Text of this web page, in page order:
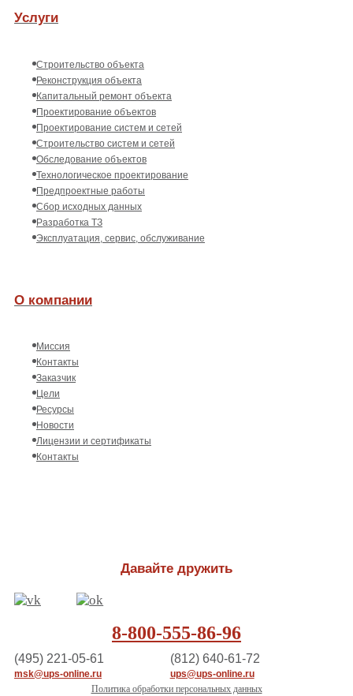
Услуги
Строительство объекта
Реконструкция объекта
Капитальный ремонт объекта
Проектирование объектов
Проектирование систем и сетей
Строительство систем и сетей
Обследование объектов
Технологическое проектирование
Предпроектные работы
Сбор исходных данных
Разработка ТЗ
Эксплуатация, сервис, обслуживание
О компании
Миссия
Контакты
Заказчик
Цели
Ресурсы
Новости
Лицензии и сертификаты
Контакты
Давайте дружить
8-800-555-86-96
(495) 221-05-61
msk@ups-online.ru
(812) 640-61-72
ups@ups-online.ru
Политика обработки персональных данных